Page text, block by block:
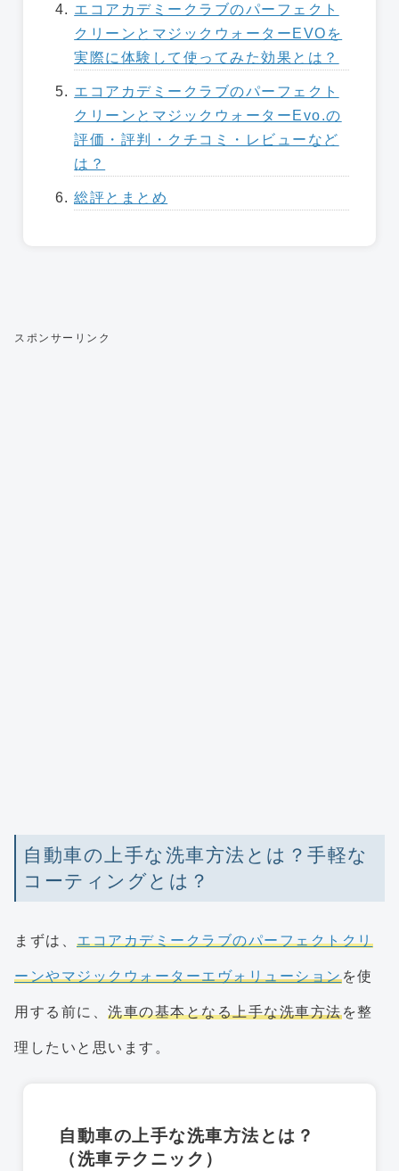
エコアカデミークラブのパーフェクト
クリーンとマジックウォーターEVOを
実際に体験して使ってみた効果とは？
エコアカデミークラブのパーフェクト
クリーンとマジックウォーターEvo.の
評価・評判・クチコミ・レビューなど
は？
総評とまとめ
スポンサーリンク
自動車の上手な洗車方法とは？手軽な
コーティングとは？
まずは、 エコアカデミークラブのパーフェクトクリ
ーンやマジックウォーターエヴォリューションを使
用する前に、 洗車の基本となる上手な洗車方法を整
理したいと思います。
自動車の上手な洗車方法とは？
（洗車テクニック）